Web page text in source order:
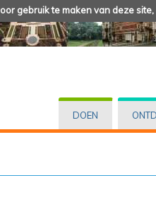
gebruik te maken van deze
DOEN